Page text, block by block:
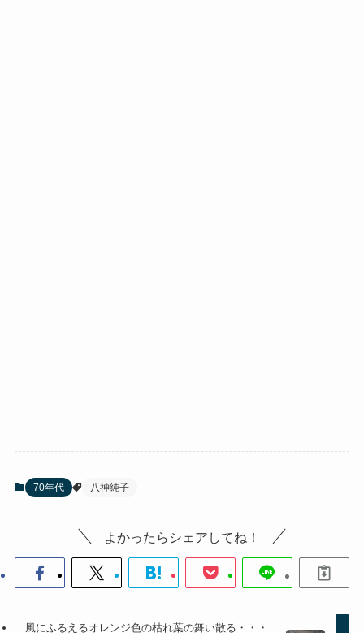
70年代 八神純子
よかったらシェアしてね！
風にふるえるオレンジ色の枯れ葉の舞い散る・・・